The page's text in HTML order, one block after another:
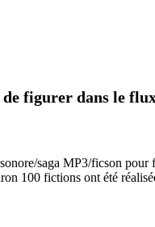
figurer dans le
saga MP3/ficson
100 fictions ont été